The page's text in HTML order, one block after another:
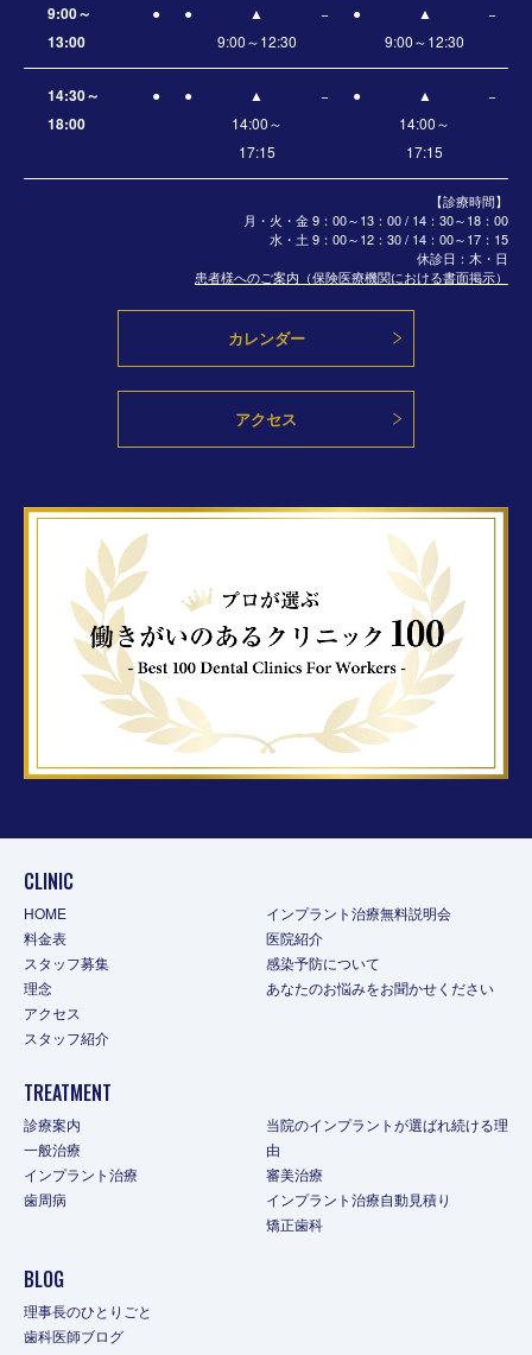
【診療時間】
月・火・金 9：00～13：00 / 14：30～18：00
水・土 9：00～12：30 / 14：00～17：15
休診日：木・日
患者様へのご案内（保険医療機関における書面掲示）
9:00～
13:00
● ●
▲
9:00～12:30
− ●
▲
9:00～12:30
−
14:30～
18:00
● ●
▲
14:00～
17:15
− ●
▲
14:00～
17:15
−
カレンダー
アクセス
CLINIC
HOME
料金表
スタッフ募集
理念
アクセス
スタッフ紹介
インプラント治療無料説明会
医院紹介
感染予防について
あなたのお悩みをお聞かせください
TREATMENT
診療案内
一般治療
インプラント治療
歯周病
当院のインプラントが選ばれ続ける理
由
審美治療
インプラント治療自動見積り
矯正歯科
BLOG
理事長のひとりごと
歯科医師ブログ